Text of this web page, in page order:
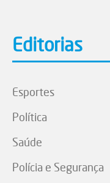
Editorias
Esportes
Política
Saúde
Polícia e Segurança